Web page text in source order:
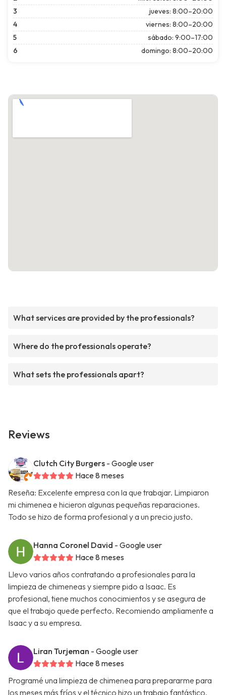
3
jueves: 8:00–20:00
4
viernes: 8:00–20:00
5
sábado: 9:00–17:00
6
domingo: 8:00–20:00
What services are provided by the professionals?
Where do the professionals operate?
What sets the professionals apart?
Reviews
Clutch City Burgers - Google user
Hace 8 meses
Reseña: Excelente empresa con la que trabajar. Limpiaron
mi chimenea e hicieron algunas pequeñas reparaciones.
Todo se hizo de forma profesional y a un precio justo.
Hanna Coronel David - Google user
Hace 8 meses
Llevo varios años contratando a profesionales para la
limpieza de chimeneas y siempre pido a Isaac. Es
profesional, tiene muchos conocimientos y se asegura de
que el trabajo quede perfecto. Recomiendo ampliamente a
Isaac y a su empresa.
Liran Turjeman - Google user
Hace 8 meses
Programé una limpieza de chimenea para prepararme para
los meses más fríos y el técnico hizo un trabajo fantástico.